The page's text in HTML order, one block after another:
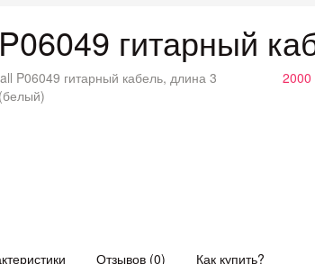
гитарный
P06049 гитарный кабель, длина 3
2000
Отзывов (0) Как купить?